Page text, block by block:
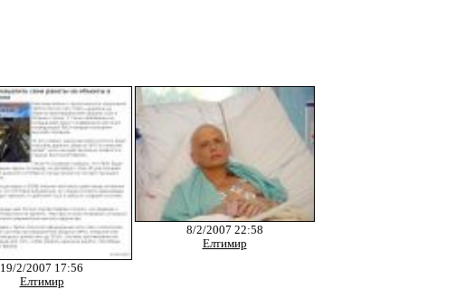
19/2/2007 17:56
Eлтимир
8/2/2007 22:58
Eлтимир